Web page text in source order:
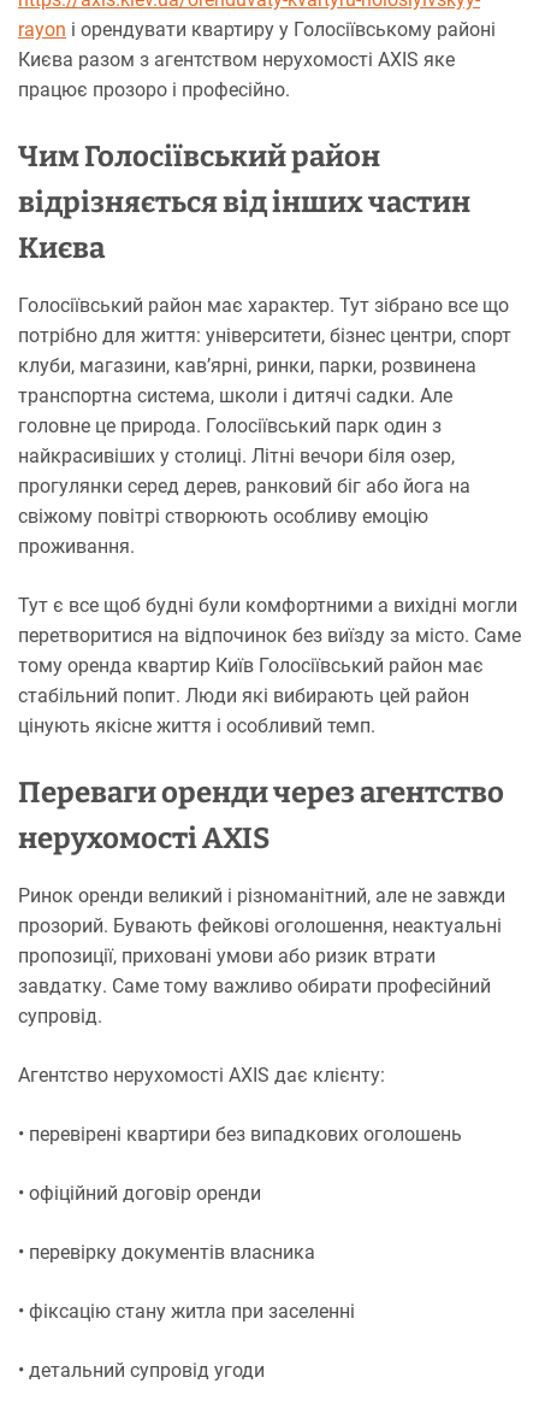
rayon і орендувати квартиру у Голосіївському районі
Києва разом з агентством нерухомості AXIS яке
працює прозоро і професійно.
Чим Голосіївський район
відрізняється від інших частин
Києва
Голосіївський район має характер. Тут зібрано все що
потрібно для життя: університети, бізнес центри, спорт
клуби, магазини, кав’ярні, ринки, парки, розвинена
транспортна система, школи і дитячі садки. Але
головне це природа. Голосіївський парк один з
найкрасивіших у столиці. Літні вечори біля озер,
прогулянки серед дерев, ранковий біг або йога на
свіжому повітрі створюють особливу емоцію
проживання.
Тут є все щоб будні були комфортними а вихідні могли
перетворитися на відпочинок без виїзду за місто. Саме
тому оренда квартир Київ Голосіївський район має
стабільний попит. Люди які вибирають цей район
цінують якісне життя і особливий темп.
Переваги оренди через агентство
нерухомості AXIS
Ринок оренди великий і різноманітний, але не завжди
прозорий. Бувають фейкові оголошення, неактуальні
пропозиції, приховані умови або ризик втрати
завдатку. Саме тому важливо обирати професійний
супровід.
Агентство нерухомості AXIS дає клієнту:
• перевірені квартири без випадкових оголошень
• офіційний договір оренди
• перевірку документів власника
• фіксацію стану житла при заселенні
• детальний супровід угоди